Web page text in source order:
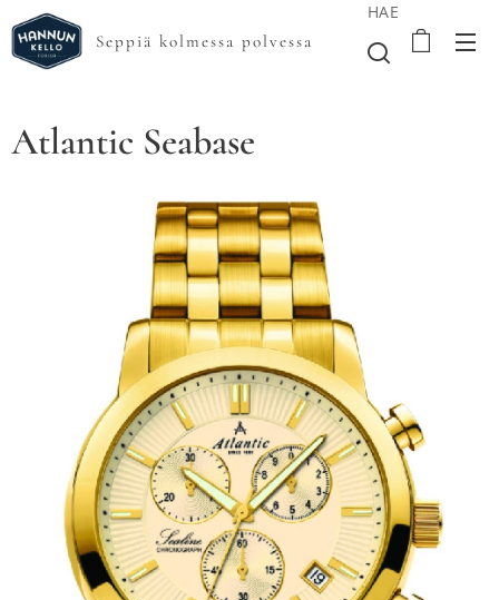
Seppiä kolmessa polvessa
HAE
Atlantic Seabase